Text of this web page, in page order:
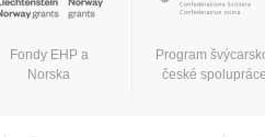
Fondy EHP a
Norska
Program
české